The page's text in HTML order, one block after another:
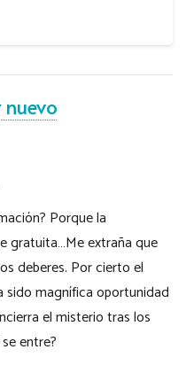
Porque la
gratuita…Me extraña que
deberes. Por cierto el
sido magnífica oportunidad
el misterio tras los
entre?